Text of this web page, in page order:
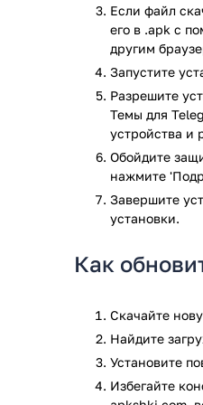
источников,
темы могут иметь
Поэтому сначала
бесплатным.
Для опытных
гаджета это –
Есть много
из самых простых
Все элементы
сообщениями.
Это красивый
Обязательно
Если файл
его в .apk с
другим
Запустите
Разрешите
Темы для
устройства и
Обойдите
нажмите
Завершите
установки.
Как
Скачайте
Найдите
Установите
Избегайте